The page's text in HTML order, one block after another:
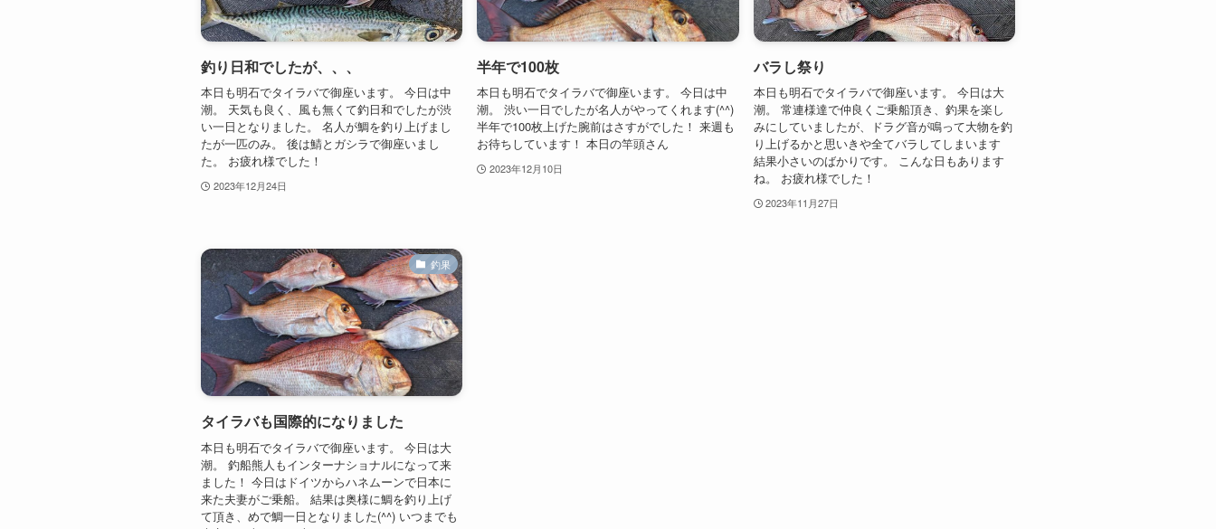
釣り日和でしたが、、、
本日も明石でタイラバで御座います。 今日は中
潮。 天気も良く、風も無くて釣日和でしたが渋
い一日となりました。 名人が鯛を釣り上げまし
たが一匹のみ。 後は鯖とガシラで御座いまし
た。 お疲れ様でした！
2023年12月24日
半年で100枚
本日も明石でタイラバで御座います。 今日は中
潮。 渋い一日でしたが名人がやってくれます(^^)
半年で100枚上げた腕前はさすがでした！ 来週も
お待ちしています！ 本日の竿頭さん
2023年12月10日
バラし祭り
本日も明石でタイラバで御座います。 今日は大
潮。 常連様達で仲良くご乗船頂き、釣果を楽し
みにしていましたが、ドラグ音が鳴って大物を釣
り上げるかと思いきや全てバラしてしまいます
結果小さいのばかりです。 こんな日もあります
ね。 お疲れ様でした！
2023年11月27日
釣果
タイラバも国際的になりました
本日も明石でタイラバで御座います。 今日は大
潮。 釣船熊人もインターナショナルになって来
ました！ 今日はドイツからハネムーンで日本に
来た夫妻がご乗船。 結果は奥様に鯛を釣り上げ
て頂き、めで鯛一日となりました(^^) いつまでも